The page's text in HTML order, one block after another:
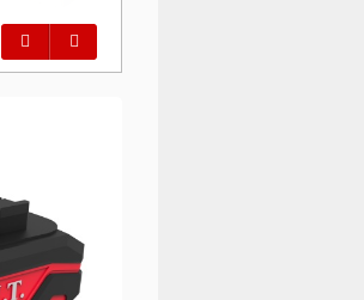
Предыдущий
Следующий